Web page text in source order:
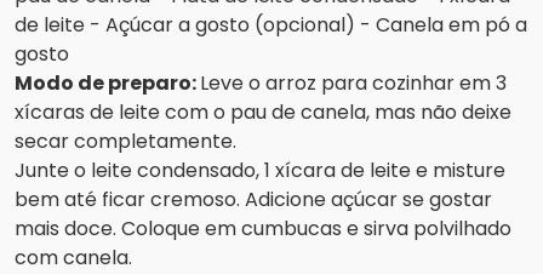
de leite - Açúcar a gosto (opcional) - Canela em pó a
gosto
Modo de preparo:Leve o arroz para cozinhar em 3
xícaras de leite com o pau de canela, mas não deixe
secar completamente.
Junte o leite condensado, 1 xícara de leite e misture
bem até ficar cremoso. Adicione açúcar se gostar
mais doce. Coloque em cumbucas e sirva polvilhado
com canela.